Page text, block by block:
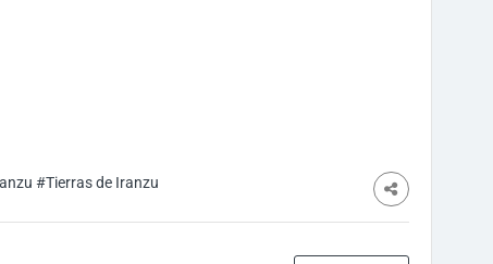
#Tierras de Iranzu